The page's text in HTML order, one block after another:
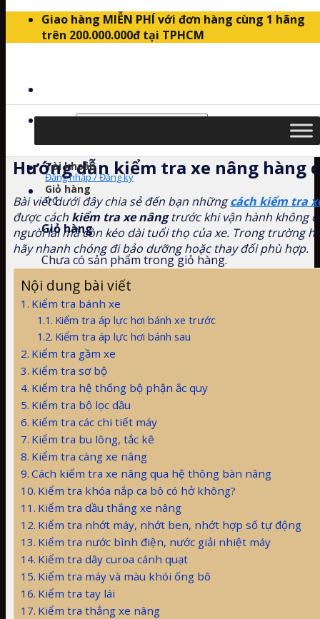
Skip
content
Giao hàng MIỄN PHÍ với đơn hàng cùng 1 hãng
trên 200.000.000đ tại TPHCM
Tìm
Tài khoản
Đăng nhập / Đăng ký
Giỏ hàng
0₫
Giỏ hàng
Chưa có sản phẩm trong giỏ hàng.
Trang chủ
dẫn kiểm tra xe nâng hàng chi tiết
Hướng dẫn kiểm tra xe nâng hàng
Bài viết dưới đây chia sẻ đến bạn nhữngcách kiểm tra
được cách kiểm tra xe nângtrước khi vận hành không
người lái mà còn kéo dài tuổi thọ của xe. Trong trường
hãy nhanh chóng đi bảo dưỡng hoặc thay đổi phù hợp.
Nội dung bài viết
Kiểm tra bánh xe
Kiểm tra áp lực hơi bánh xe trước
Kiểm tra áp lực hơi bánh sau
Kiểm tra gầm xe
Kiểm tra sơ bộ
Kiểm tra hệ thống bộ phận ắc quy
Kiểm tra bộ lọc dầu
Kiểm tra các chi tiết máy
Kiểm tra bu lông, tắc kê
Kiểm tra càng xe nâng
Cách kiểm tra xe nâng qua hệ thông bàn nâng
Kiểm tra khóa nắp ca bô có hở không?
Kiểm tra dầu thắng xe nâng
Kiểm tra nhớt máy, nhớt ben, nhớt hợp số tự động
Kiểm tra nước bình điện, nước giải nhiệt máy
Kiểm tra dây curoa cánh quạt
Kiểm tra máy và màu khói ống bô
Kiểm tra tay lái
Kiểm tra thắng xe nâng